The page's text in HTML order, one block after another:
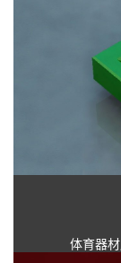
体育器